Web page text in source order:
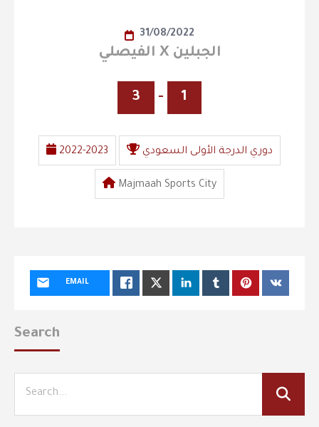
31/08/2022
الفيصلي X الجبلين
3 - 1
2022-2023 دوري الدرجة الأولى السعودي
Majmaah Sports City
EMAIL
Search